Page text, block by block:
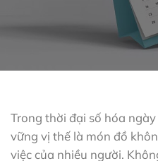
Trong thời đại số hóa ngày
vững vị thế là món đồ
việc của nhiều người.